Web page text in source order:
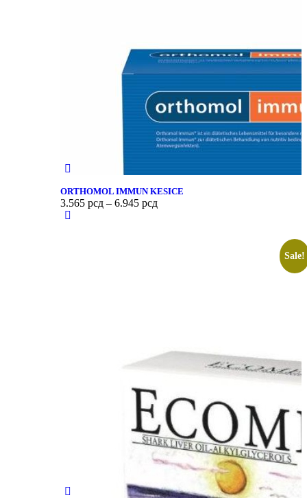
ORTHOMOL IMMUN KESICE
3.565 рсд – 6.945 рсд
Sale!